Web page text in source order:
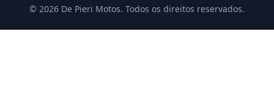
© 2026 De Pieri Motos. Todos os direitos reservados.